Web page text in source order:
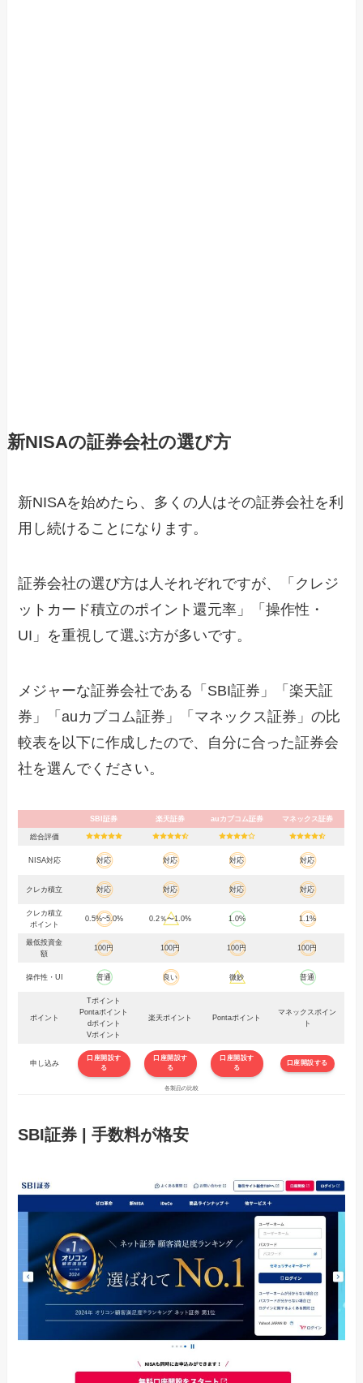
新NISAの証券会社の選び方
新NISAを始めたら、多くの人はその証券会社を利
用し続けることになります。
証券会社の選び方は人それぞれですが、「クレジ
ットカード積立のポイント還元率」「操作性・
UI」を重視して選ぶ方が多いです。
メジャーな証券会社である「SBI証券」「楽天証
券」「auカブコム証券」「マネックス証券」の比
較表を以下に作成したので、自分に合った証券会
社を選んでください。
SBI証券 楽天証券 auカブコム証券 マネックス証券
総合評価
NISA対応 対応 対応 対応 対応
クレカ積立 対応 対応 対応 対応
クレカ積立
ポイント
0.5%~5.0% 0.2％〜1.0% 1.0% 1.1%
最低投資金
額
100円 100円 100円 100円
操作性・UI 普通 良い 微妙 普通
ポイント
Tポイント
Pontaポイント
dポイント
Vポイント
楽天ポイント Pontaポイント
マネックスポイン
ト
申し込み
口座開設す
る
口座開設す
る
口座開設す
る
口座開設する
各製品の比較
SBI証券 | 手数料が格安